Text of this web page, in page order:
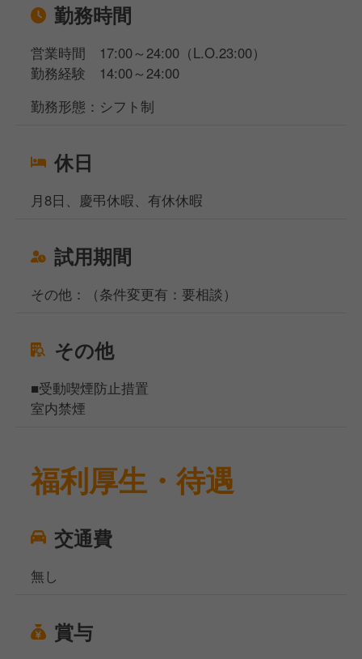
勤務時間
営業時間 17:00～24:00（L.O.23:00）
勤務経験 14:00～24:00
勤務形態：シフト制
休日
月8日、慶弔休暇、有休休暇
試用期間
その他：（条件変更有：要相談）
その他
■受動喫煙防止措置
室内禁煙
福利厚生・待遇
交通費
無し
賞与